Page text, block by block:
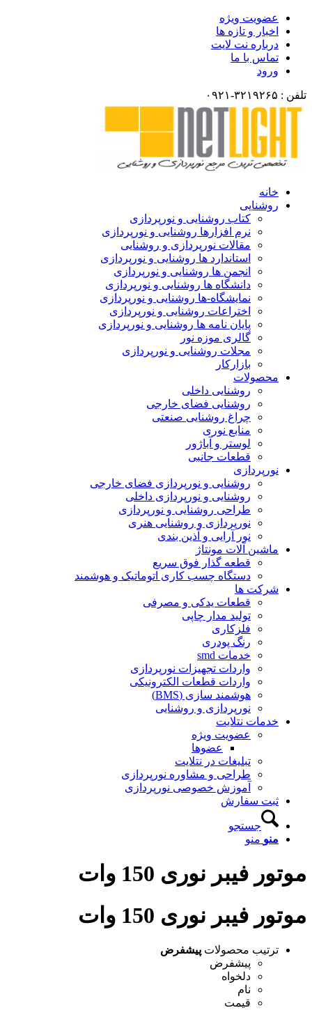
ویژه
و تازه ها
نت لایت
با ما
کتاب روشنایی و نورپردازی
نرم افزارها روشنایی و نورپردازی
مقالات نورپردازی و روشنایی
استاندارد ها روشنایی و نورپردازی
انجمن ها روشنایی و نورپردازی
دانشگاه ها روشنایی و نورپردازی
نمایشگاه-ها روشنایی و نورپردازی
اختراعات روشنایی و نورپردازی
پایان نامه ها روشنایی و نورپردازی
گالری موزه نور
مجلات روشنایی و نورپردازی
بازارکار
روشنایی داخلی
روشنایی فضای خارجی
چراغ روشنایی صنعتی
منابع نوری
لوستر و آباژور
قطعات جانبی
روشنایی و نورپردازی فضای خارجی
روشنایی و نورپردازی داخلی
طراحی روشنایی و نورپردازی
نورپردازی و روشنایی هنری
نور آرایی و آذین بندی
آلات مونتاژ
قطعه گذار فوق سریع
دستگاه چسب کاری اتوماتیک و هوشمند
ها
قطعات یدکی و مصرفی
تولید مدار چاپی
فلزکاری
رنگ پودری
خدمات smd
واردات تجهیزات نورپردازی
واردات قطعات الکترونیکی
هوشمند سازی (BMS)
نورپردازی و روشنایی
نتلایت
عضویت ویژه
عضوها
تبلیغات در نتلایت
طراحی و مشاوره نورپردازی
آموزش خصوصی نورپردازی
سفارش
جستجو
منو
فیبر نوری 150 وات
فیبر نوری 150 وات
محصولاتپیشفرض
پیشفرض
دلخواه
قیمت